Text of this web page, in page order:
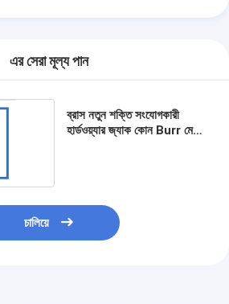
এর সেরা মূল্য পান
ব্রাস নতুন শক্তি সংযোগকারী
হার্ডওয়্যার জ্যাক কোন Burr মেশিন
চালিয়ে